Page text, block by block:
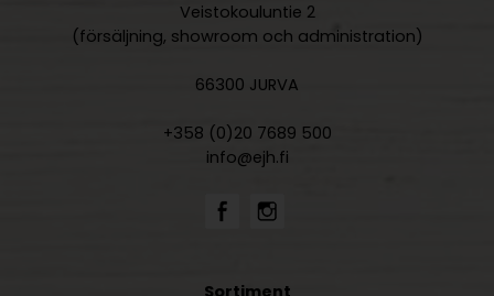
Veistokouluntie 2
(försäljning, showroom och administration)
66300 JURVA
+358 (0)20 7689 500
info@ejh.fi
Sortiment